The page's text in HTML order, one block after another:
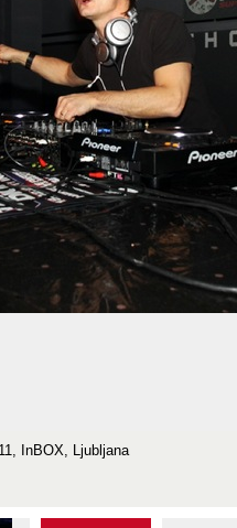
InBOX, Ljubljana